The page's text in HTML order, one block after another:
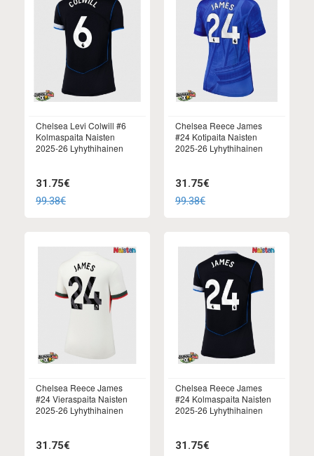
Chelsea Levi Colwill #6
Kolmaspaita Naisten
2025-26 Lyhythihainen
31.75€
99.38€
Chelsea Reece James
#24 Kotipaita Naisten
2025-26 Lyhythihainen
31.75€
99.38€
Chelsea Reece James
#24 Vieraspaita Naisten
2025-26 Lyhythihainen
31.75€
Chelsea Reece James
#24 Kolmaspaita Naisten
2025-26 Lyhythihainen
31.75€